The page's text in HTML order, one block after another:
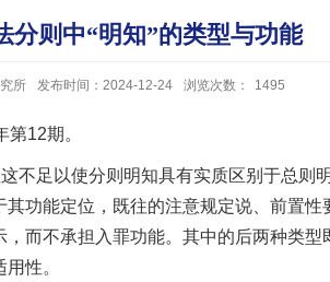
分则中“明知”的类型与功能
所 发布时间：2024-12-24 浏览次数： 1495
12期。
不足以使分则明知具有实质区别于总
功能定位，既往的注意规定说、前置
而不承担入罪功能。其中的后两种类
性。